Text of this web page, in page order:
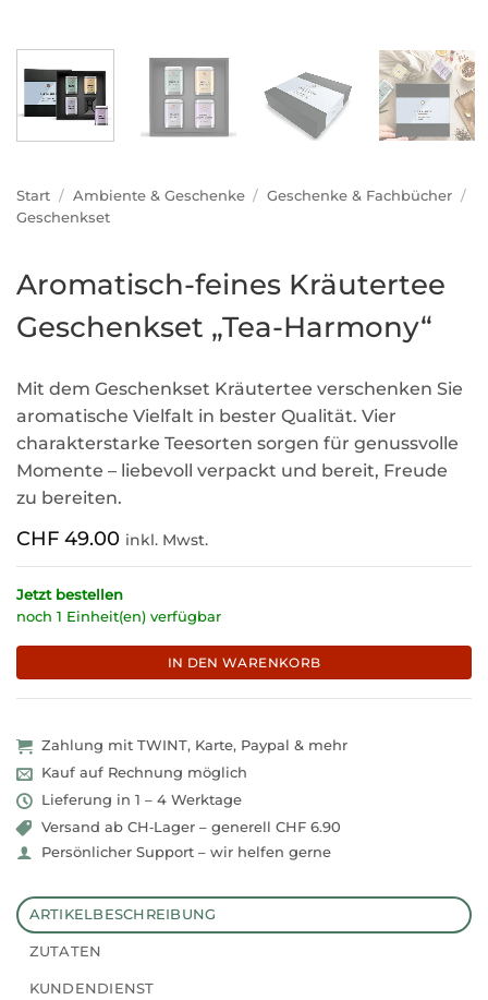
Start / Ambiente & Geschenke / Geschenke & Fachbücher /
Geschenkset
Aromatisch-feines Kräutertee
Geschenkset „Tea-Harmony“
Mit dem Geschenkset Kräutertee verschenken Sie
aromatische Vielfalt in bester Qualität. Vier
charakterstarke Teesorten sorgen für genussvolle
Momente – liebevoll verpackt und bereit, Freude
zu bereiten.
CHF 49.00 inkl. Mwst.
Jetzt bestellen
noch 1 Einheit(en) verfügbar
IN DEN WARENKORB
Zahlung mit TWINT, Karte, Paypal & mehr
Kauf auf Rechnung möglich
Lieferung in 1 – 4 Werktage
Versand ab CH‑Lager – generell CHF 6.90
Persönlicher Support – wir helfen gerne
ARTIKELBESCHREIBUNG
ZUTATEN
KUNDENDIENST